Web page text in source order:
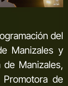
del
Manizales y
Manizales,
de